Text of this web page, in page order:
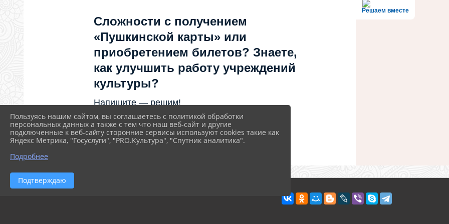
Решаем вместе
Сложности с получением
«Пушкинской карты» или
приобретением билетов? Знаете,
как улучшить работу учреждений
культуры?
Напишите — решим!
Написать
Пользуясь нашим сайтом, вы соглашаетесь с политикой обработки
персональных данных а также с тем что наш веб-сайт и другие
подключенные к веб-сайту сторонние сервисы используют cookies такие как
Яндекс Метрика, "Госуслуги", "PRO.Культура", "Спутник аналитика".
Подробнее
Подтверждаю